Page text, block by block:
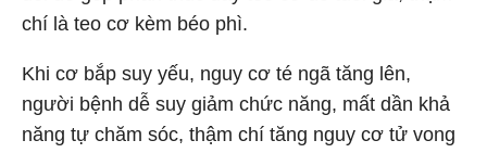
chí là teo cơ kèm béo phì.
Khi cơ bắp suy yếu, nguy cơ té ngã tăng lên,
người bệnh dễ suy giảm chức năng, mất dần khả
năng tự chăm sóc, thậm chí tăng nguy cơ tử vong